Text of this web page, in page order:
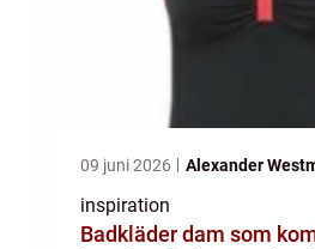
09 juni 2026 Alexander
inspiration
Badkläder dam som